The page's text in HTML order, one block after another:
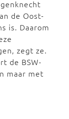
de Oost-
is. Daarom
zegt ze.
de BSW-
maar met